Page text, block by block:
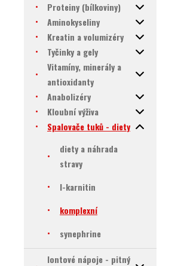
Proteiny (bílkoviny)
Aminokyseliny
Kreatin a volumizéry
Tyčinky a gely
Vitamíny, minerály a
antioxidanty
Anabolizéry
Kloubní výživa
Spalovače tuků - diety
diety a náhrada
stravy
l-karnitin
komplexní
synephrine
Iontové nápoje - pitný